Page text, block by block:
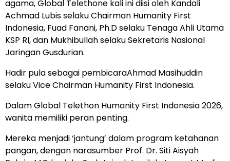
agama, Global Telethone kali ini diisi oleh Kandali
Achmad Lubis selaku Chairman Humanity First
Indonesia, Fuad Fanani, Ph.D selaku Tenaga Ahli Utama
KSP RI, dan Mukhibullah selaku Sekretaris Nasional
Jaringan Gusdurian.
Hadir pula sebagai pembicaraAhmad Masihuddin
selaku Vice Chairman Humanity First Indonesia.
Dalam Global Telethon Humanity First Indonesia 2026,
wanita memiliki peran penting.
Mereka menjadi ‘jantung’ dalam program ketahanan
pangan, dengan narasumber Prof. Dr. Siti Aisyah